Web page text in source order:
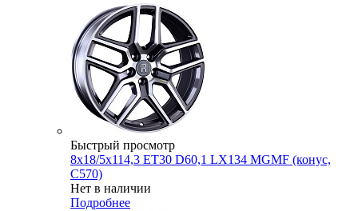
Быстрый просмотр
8x18/5x114,3 ET30 D60,1 LX134 MGMF (конус,
C570)
Нет в наличии
Подробнее